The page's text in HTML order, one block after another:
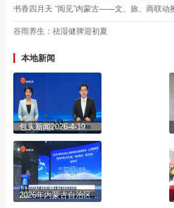
书香四月天 “阅见”内蒙古——文、旅、商联动
谷雨养生：祛湿健脾迎初夏
本地新闻
包头新闻2026-4-19
2026年内蒙古自治区公共图书馆全民阅读活动 公共图书馆服务宣传周主场活动暨“书香满包头”系列活动启动